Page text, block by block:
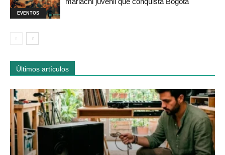
EVENTOS
Últimos artículos